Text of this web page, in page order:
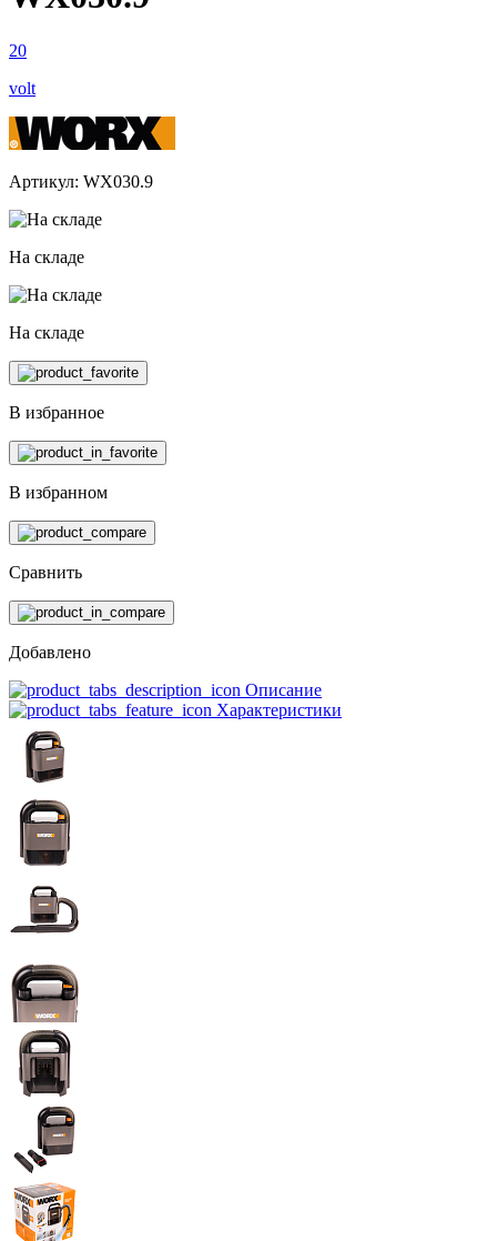
20
volt
Артикул: WX030.9
На складе
На складе
В избранное
В избранном
Сравнить
Добавлено
Описание
Характеристики